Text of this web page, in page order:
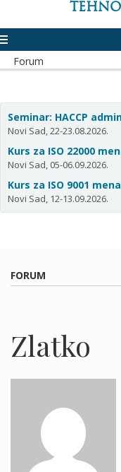
Forum
Seminar: HACCP
Novi Sad, 22-23.08.2026.
Kurs za ISO 22000
Novi Sad, 05-06.09.2026.
Kurs za ISO 9001
Novi Sad, 12-13.09.2026.
FORUM
Zlatko